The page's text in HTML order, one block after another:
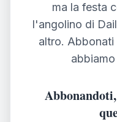
ma la festa
l'angolino di
altro.